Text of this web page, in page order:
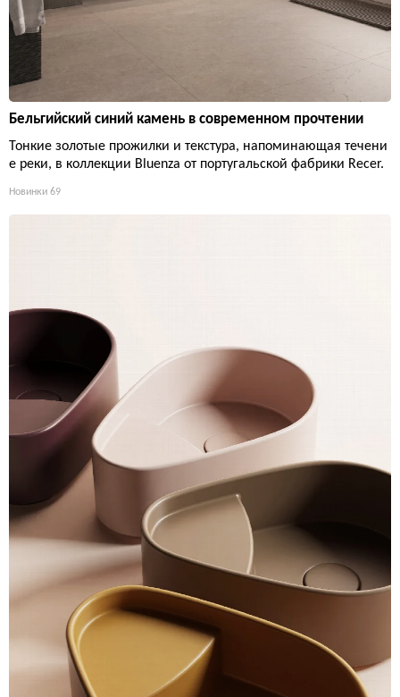
Бельгийский синий камень в современном прочтении
Тонкие золотые прожилки и текстура, напоминающая течени
е реки, в коллекции Bluenza от португальской фабрики Recer.
Новинки 69